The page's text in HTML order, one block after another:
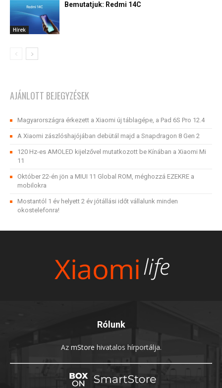
Hírek
Bemutatjuk: Redmi 14C
AJÁNLOTT BEJEGYZÉSEK
Magyarországra érkezett a Xiaomi új táblagépe, a Pad 6S Pro 12.4
A Xiaomi zászlóshajójában debütál majd a Snapdragon 8 Gen 2
120 Hz-es AMOLED kijelzővel mutatkozott be Kínában a Xiaomi Mi
11
Október 22-én jön a MIUI 11 Global ROM, méghozzá EZEKRE a
mobilokra
Mostantól 1 év helyett 2 év jótállási időt vállalunk minden
okostelefonra!
Rólunk
Az mStore hivatalos hírportálja.